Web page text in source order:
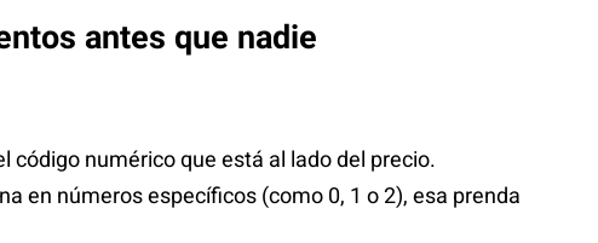
antes que nadie
código numérico que está al lado del precio.
en números específicos (como 0, 1 o 2), esa prenda